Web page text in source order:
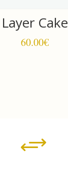
Layer Cake
60.00€
+